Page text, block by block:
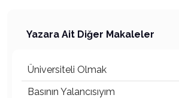
Yazara Ait Diğer Makaleler
Üniversiteli Olmak
Basının Yalancısıyım